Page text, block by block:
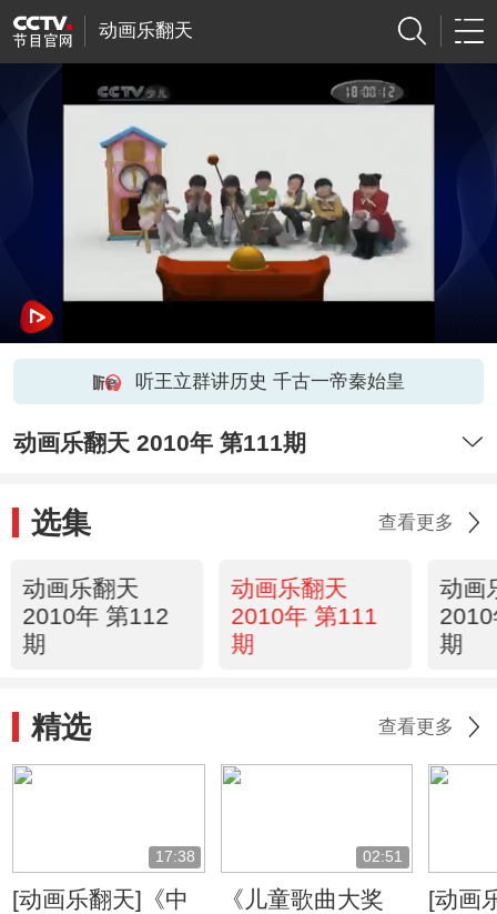
动画乐翻天
听王立群讲历史 千古一帝秦始皇
动画乐翻天 2010年 第111期
选集 查看更多
动画乐翻天
2010年 第112
期
动画乐翻天
2010年 第111
期
动画
期
精选 查看更多
17:38
[动画乐翻天]《中
02:51
《儿童歌曲大奖
[动画